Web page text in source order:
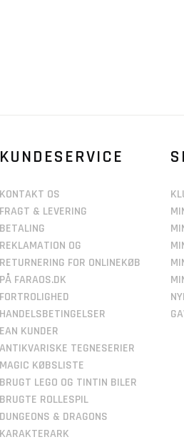
KUNDESERVICE
KONTAKT OS
FRAGT & LEVERING
BETALING
REKLAMATION OG
RETURNERING FOR ONLINEKØB
PÅ FARAOS.DK
FORTROLIGHED
HANDELSBETINGELSER
EAN KUNDER
ANTIKVARISKE TEGNESERIER
MAGIC KØBSLISTE
BRUGT LEGO OG TINTIN BILER
BRUGTE ROLLESPIL
DUNGEONS & DRAGONS
KARAKTERARK